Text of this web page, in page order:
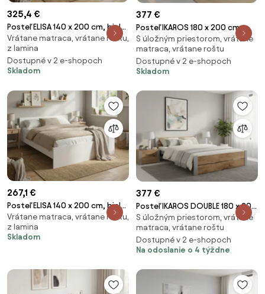
325,4 €
Posteľ ELISA 140 x 200 cm, biela
Rošt: S lamelovým roštom,
Matrac: Matrac SOMMERA 18
cm
Vrátane matraca, vrátane roštu,
z lamina
Dostupné v 2 e-shopoch
Skladom
377 €
Posteľ IKAROS 180 x 200 cm,
dub artisan/biela Rošt: S
lamelovým roštom, Matrac:
Matrac SOMMERA 18 cm
S úložným priestorom, vrátane
matraca, vrátane roštu
Dostupné v 2 e-shopoch
Skladom
267,1 €
Posteľ ELISA 140 x 200 cm, biela
Rošt: S latkovým roštom,
Matrac: Matrac DELUXE 10 cm
Vrátane matraca, vrátane roštu,
z lamina
Skladom
377 €
Posteľ IKAROS DOUBLE 180 x 200
cm, dub artisan/sivá Rošt: S
lamelovým roštom, Matrac:
Matrac SOMMERA 18 cm
S úložným priestorom, vrátane
matraca, vrátane roštu
Dostupné v 2 e-shopoch
Na odoslanie o 4 týždne